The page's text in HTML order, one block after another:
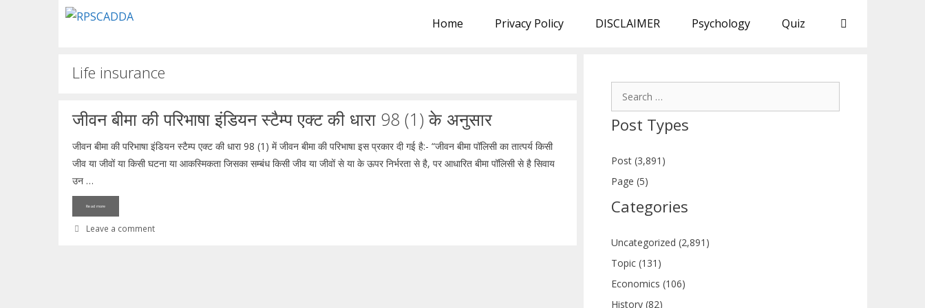
Home Privacy Policy DISCLAIMER Psychology Quiz
Life insurance
जीवन बीमा की परिभाषा इंडियन स्टैम्प एक्ट की धारा 98 (1) के अनुसार
जीवन बीमा की परिभाषा इंडियन स्टैम्प एक्ट की धारा 98 (1) में जीवन बीमा की परिभाषा इस प्रकार दी गई है:- “जीवन बीमा पॉलिसी का तात्पर्य किसी
जीव या जीवों या किसी घटना या आकस्मिकता जिसका सम्बंध किसी जीव या जीवों से या के ऊपर निर्भरता से है, पर आधारित बीमा पॉलिसी से है सिवाय
उन …
Read more
Leave a comment
Post Types
Post (3,891)
Page (5)
Categories
Uncategorized (2,891)
Topic (131)
Economics (106)
History (82)